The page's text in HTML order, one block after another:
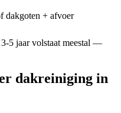
dakgoten + afvoer
5 jaar volstaat meestal —
dakreiniging in